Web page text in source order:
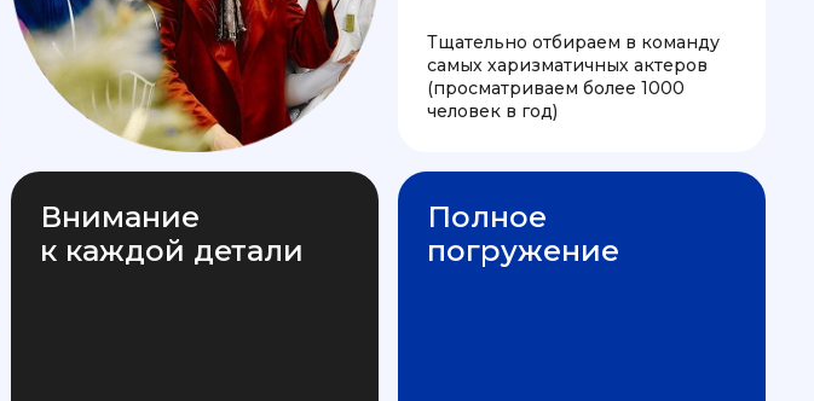
Тщательно отбираем в команду
самых харизматичных актеров
(просматриваем более 1000
человек в год)
Внимание
к каждой детали
Полное
погружение